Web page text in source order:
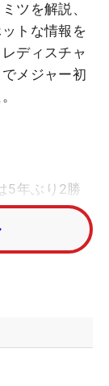
ツを解説、
トな情報を
ディスチャ
メジャー初
5年ぶり2勝
間2勝、そし
が増してい
上半身が強
上がってき
いと見てい